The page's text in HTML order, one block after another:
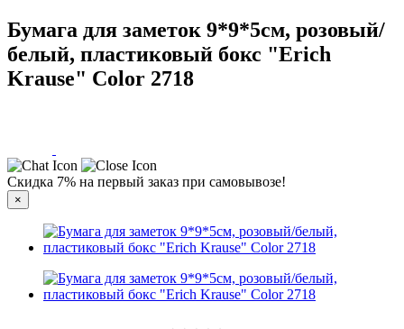
Бумага для заметок 9*9*5см, розовый/
белый, пластиковый бокс "Erich
Krause" Color 2718
Скидка 7% на первый заказ при самовывозе!
×